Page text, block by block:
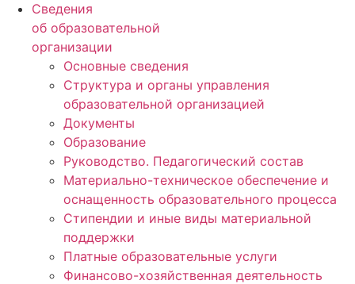
Сведения
об образовательной
организации
Основные сведения
Структура и органы управления
образовательной организацией
Документы
Образование
Руководство. Педагогический состав
Материально-техническое обеспечение и
оснащенность образовательного процесса
Стипендии и иные виды материальной
поддержки
Платные образовательные услуги
Финансово-хозяйственная деятельность